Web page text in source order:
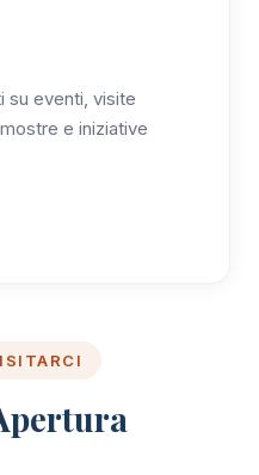
su eventi, visite
e iniziative